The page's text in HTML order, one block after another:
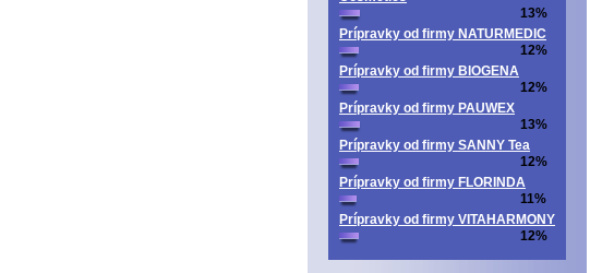
13%
Prípravky od firmy NATURMEDIC
12%
Prípravky od firmy BIOGENA
12%
Prípravky od firmy PAUWEX
13%
Prípravky od firmy SANNY Tea
12%
Prípravky od firmy FLORINDA
11%
Prípravky od firmy VITAHARMONY
12%